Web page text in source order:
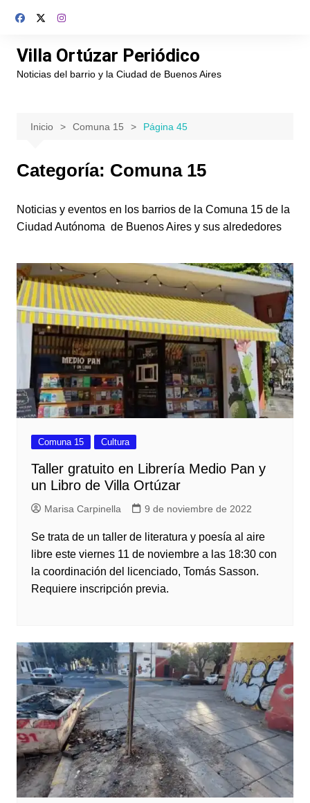
Villa Ortúzar Periódico
Noticias del barrio y la Ciudad de Buenos Aires
Inicio Comuna 15 Página 45
Categoría: Comuna 15
Noticias y eventos en los barrios de la Comuna 15 de la
Ciudad Autónoma de Buenos Aires y sus alrededores
Comuna 15 Cultura
Taller gratuito en Librería Medio Pan y
un Libro de Villa Ortúzar
Marisa Carpinella 9 de noviembre de 2022
Se trata de un taller de literatura y poesía al aire
libre este viernes 11 de noviembre a las 18:30 con
la coordinación del licenciado, Tomás Sasson.
Requiere inscripción previa.